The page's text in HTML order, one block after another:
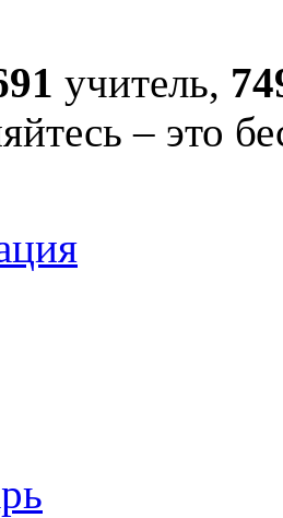
учитель,
– это